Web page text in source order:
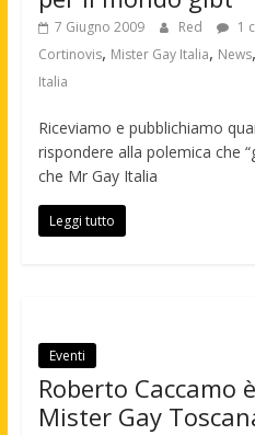
7 Giugno 2009 Red 1
Cortinovis, Mister Gay Italia, News,
Italia
Riceviamo e pubblichiamo
rispondere alla polemica che
che Mr Gay Italia
Leggi tutto
Eventi
Roberto Caccamo
Mister Gay